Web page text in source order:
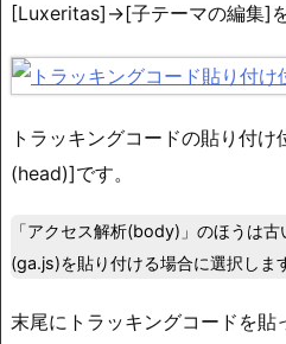
[Luxeritas]→[子テーマの編集]を
トラッキングコードの貼り付
(head)]です。
「アクセス解析(body)」のほうは
(ga.js)を貼り付ける場合に選択しま
末尾にトラッキングコードを貼